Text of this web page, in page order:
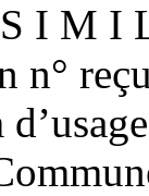
I M I
n°